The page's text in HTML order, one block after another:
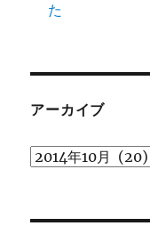
た
アーカイブ
ア